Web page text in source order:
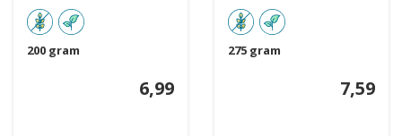
200 gram
6,99
275 gram
7,59